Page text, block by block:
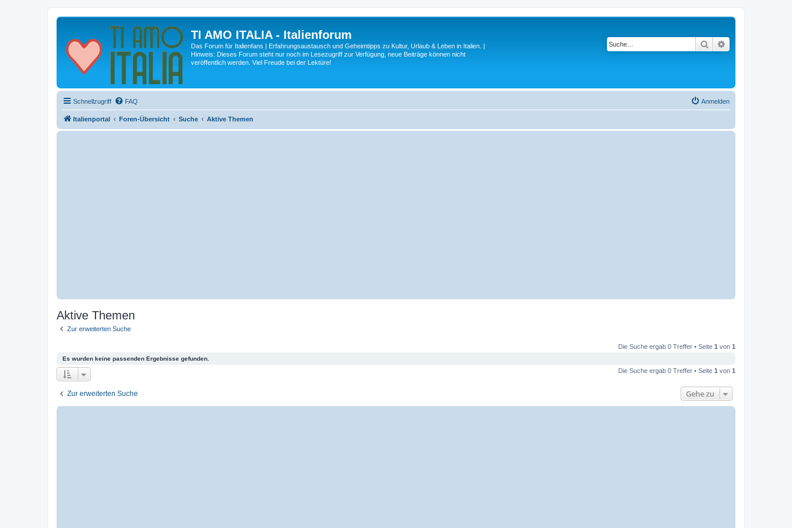
TI AMO ITALIA - Italienforum
Das Forum für Italienfans | Erfahrungsaustausch und Geheimtipps zu Kultur, Urlaub & Leben in Italien. |
Hinweis: Dieses Forum steht nur noch im Lesezugriff zur Verfügung, neue Beiträge können nicht
veröffentlich werden. Viel Freude bei der Lektüre!
Suche
Schnellzugriff FAQ Anmelden
Italienportal Foren-Übersicht Suche Aktive Themen
Aktive Themen
Zur erweiterten Suche
Die Suche ergab 0 Treffer • Seite 1 von 1
Es wurden keine passenden Ergebnisse gefunden.
Die Suche ergab 0 Treffer • Seite 1 von 1
Zur erweiterten Suche Gehe zu